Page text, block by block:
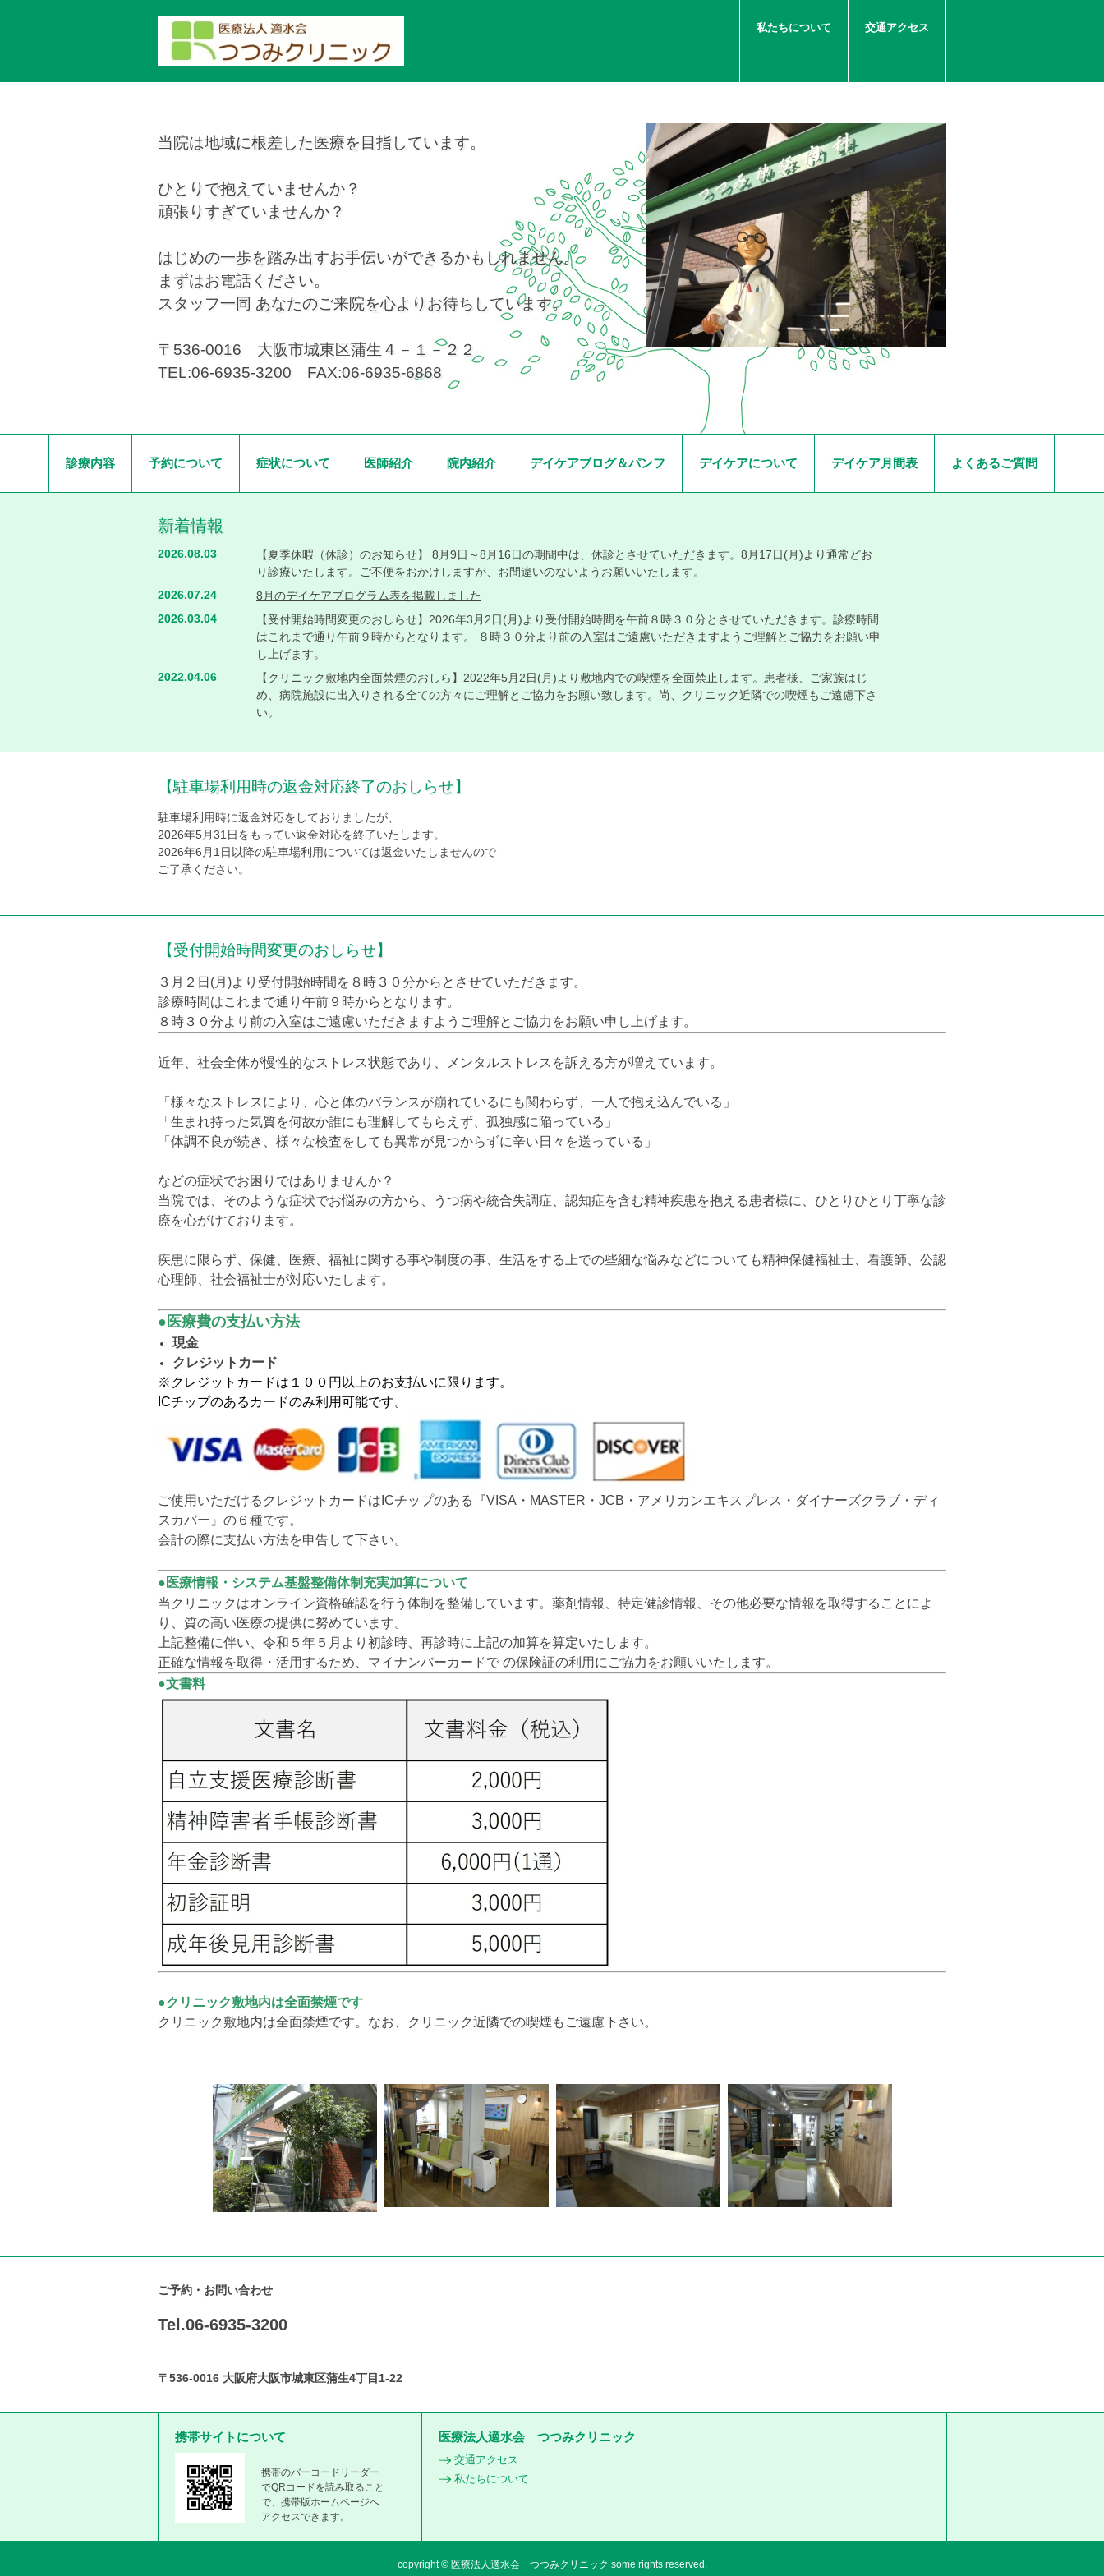
交通アクセス
私たちについて
当院は地域に根差した医療を目指しています。
ひとりで抱えていませんか？
頑張りすぎていませんか？
はじめの一歩を踏み出すお手伝いができるかもしれません。
まずはお電話ください。
スタッフ一同 あなたのご来院を心よりお待ちしています。
〒536-0016 大阪市城東区蒲生４－１－２２
TEL:06-6935-3200 FAX:06-6935-6868
診療内容 予約について 症状について 医師紹介 院内紹介 デイケアブログ＆パンフ デイケアについて デイケア月間表 よくあるご質問
新着情報
2026.08.03
【夏季休暇（休診）のお知らせ】 8月9日～8月16日の期間中は、休診とさせていただきます。8月17日(月)より通常どお
り診療いたします。ご不便をおかけしますが、お間違いのないようお願いいたします。
2026.07.24
8月のデイケアプログラム表を掲載しました
2026.03.04
【受付開始時間変更のおしらせ】2026年3月2日(月)より受付開始時間を午前８時３０分とさせていただきます。診療時間
はこれまで通り午前９時からとなります。 ８時３０分より前の入室はご遠慮いただきますようご理解とご協力をお願い申
し上げます。
2022.04.06
【クリニック敷地内全面禁煙のおしら】2022年5月2日(月)より敷地内での喫煙を全面禁止します。患者様、ご家族はじ
め、病院施設に出入りされる全ての方々にご理解とご協力をお願い致します。尚、クリニック近隣での喫煙もご遠慮下さ
い。
利用いただけるようになります。会計の際に支払い方法を申告して下さい。 ご使用いただけるクレジットカードはICチッ
【駐車場利用時の返金対応終了のおしらせ】
駐車場利用時に返金対応をしておりましたが、
2026年5月31日をもってい返金対応を終了いたします。
2026年6月1日以降の駐車場利用については返金いたしませんので
ご了承ください。
【受付開始時間変更のおしらせ】
３月２日(月)より受付開始時間を８時３０分からとさせていただきます。
診療時間はこれまで通り午前９時からとなります。
８時３０分より前の入室はご遠慮いただきますようご理解とご協力をお願い申し上げます。
近年、社会全体が慢性的なストレス状態であり、メンタルストレスを訴える方が増えています。
「様々なストレスにより、心と体のバランスが崩れているにも関わらず、一人で抱え込んでいる」
「生まれ持った気質を何故か誰にも理解してもらえず、孤独感に陥っている」
「体調不良が続き、様々な検査をしても異常が見つからずに辛い日々を送っている」
などの症状でお困りではありませんか？
当院では、そのような症状でお悩みの方から、うつ病や統合失調症、認知症を含む精神疾患を抱える患者様に、ひとりひとり丁寧な診
療を心がけております。
疾患に限らず、保健、医療、福祉に関する事や制度の事、生活をする上での些細な悩みなどについても精神保健福祉士、看護師、公認
心理師、社会福祉士が対応いたします。
●医療費の支払い方法
現金
クレジットカード
※クレジットカードは１００円以上のお支払いに限ります。
ICチップのあるカードのみ利用可能です。
ご使用いただけるクレジットカードはICチップのある『VISA・MASTER・JCB・アメリカンエキスプレス・ダイナーズクラブ・ディ
スカバー』の６種です。
会計の際に支払い方法を申告して下さい。
● 医療情報・システム基盤整備体制充実加算について
当クリニックはオンライン資格確認を行う体制を整備しています。薬剤情報、特定健診情報、その他必要な情報を取得することによ
り、質の高い医療の提供に努めています。
上記整備に伴い、令和５年５月より初診時、再診時に上記の加算を算定いたします。
正確な情報を取得・活用するため、マイナンバーカードで の保険証の利用にご協力をお願いいたします。
●文書料
●クリニック敷地内は全面禁煙です
クリニック敷地内は全面禁煙です。なお、クリニック近隣での喫煙もご遠慮下さい。
ご予約・お問い合わせ
Tel.06-6935-3200
〒536-0016 大阪府大阪市城東区蒲生4丁目1-22
携帯サイトについて
携帯のバーコードリーダー
でQRコードを読み取ること
で、携帯版ホームページへ
アクセスできます。
医療法人適水会 つつみクリニック
交通アクセス
私たちについて
copyright © 医療法人適水会 つつみクリニック some rights reserved.